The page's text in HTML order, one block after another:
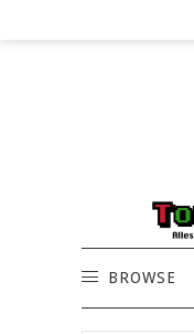
BROWSE